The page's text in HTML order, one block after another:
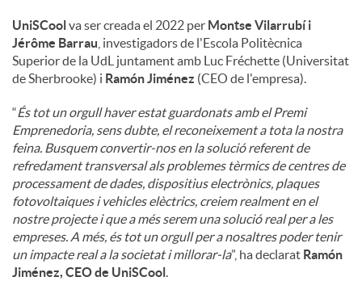
UniSCool va ser creada el 2022 per Montse Vilarrubí i
Jérôme Barrau , investigadors de l'Escola Politècnica
Superior de la UdL juntament amb Luc Fréchette (Universitat
de Sherbrooke) i Ramón Jiménez (CEO de l'empresa).
“És tot un orgull haver estat guardonats amb el Premi
Emprenedoria, sens dubte, el reconeixement a tota la nostra
feina. Busquem convertir-nos en la solució referent de
refredament transversal als problemes tèrmics de centres de
processament de dades, dispositius electrònics, plaques
fotovoltaiques i vehicles elèctrics, creiem realment en el
nostre projecte i que a més serem una solució real per a les
empreses. A més, és tot un orgull per a nosaltres poder tenir
un impacte real a la societat i millorar-la”, ha declarat Ramón
Jiménez, CEO de UniSCool .